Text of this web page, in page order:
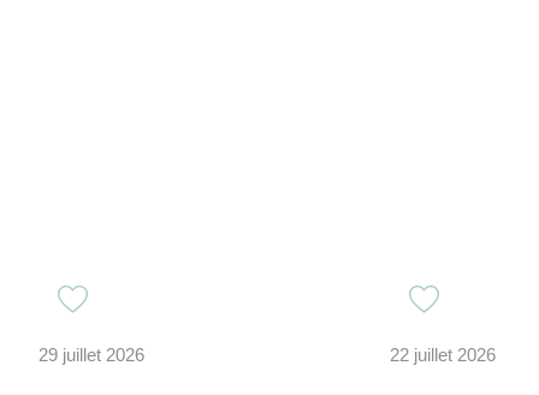
29 juillet 2026 22 juillet 2026